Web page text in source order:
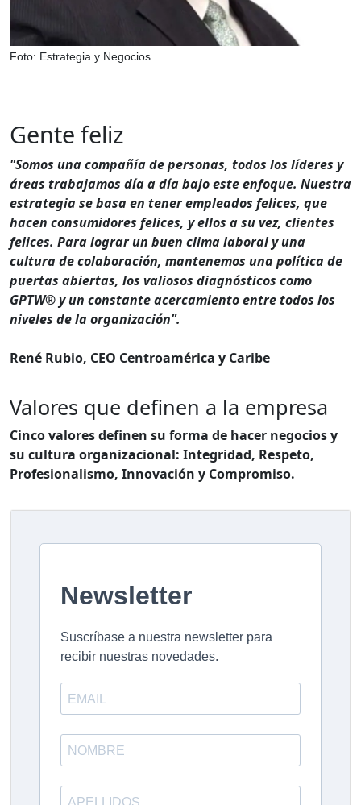
Foto: Estrategia y Negocios
Gente feliz
"Somos una compañía de personas, todos los líderes y
áreas trabajamos día a día bajo este enfoque. Nuestra
estrategia se basa en tener empleados felices, que
hacen consumidores felices, y ellos a su vez, clientes
felices. Para lograr un buen clima laboral y una
cultura de colaboración, mantenemos una política de
puertas abiertas, los valiosos diagnósticos como
GPTW® y un constante acercamiento entre todos los
niveles de la organización".
René Rubio, CEO Centroamérica y Caribe
Valores que definen a la empresa
Cinco valores definen su forma de hacer negocios y
su cultura organizacional: Integridad, Respeto,
Profesionalismo, Innovación y Compromiso.